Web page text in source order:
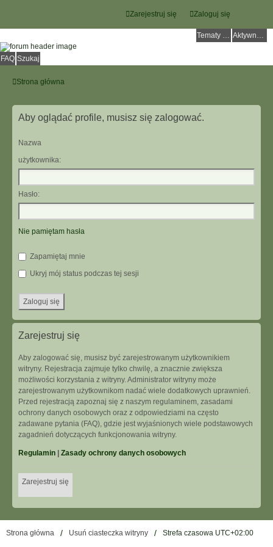
Zaloguj się
Zarejestruj się
Tematy bez odpowiedzi Aktywne tematy
FAQ Szukaj
Strona główna
Aby oglądać profile, musisz się zalogować.
Nazwa
użytkownika:
Hasło:
Nie pamiętam hasła
Zapamiętaj mnie
Ukryj mój status podczas tej sesji
Zarejestruj się
Aby zalogować się, musisz być zarejestrowanym użytkownikiem
witryny. Rejestracja zajmuje tylko chwilę, a znacznie zwiększa
możliwości korzystania z witryny. Administrator witryny może
zarejestrowanym użytkownikom nadać wiele dodatkowych uprawnień.
Przed rejestracją zapoznaj się z naszym regulaminem, zasadami
ochrony danych osobowych oraz z odpowiedziami na często
zadawane pytania (FAQ), gdzie jest wyjaśnionych wiele podstawowych
zagadnień dotyczących funkcjonowania witryny.
Regulamin Zasady ochrony danych osobowych
Zarejestruj się
Strona główna Usuń ciasteczka witryny Strefa czasowa UTC+02:00